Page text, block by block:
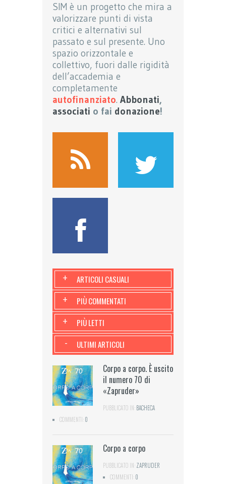
SIM è un progetto che mira a
valorizzare punti di vista
critici e alternativi sul
passato e sul presente. Uno
spazio orizzontale e
collettivo, fuori dalle rigidità
dell’accademia e
completamente
autofinanziato. Abbonati,
associati o fai donazione!
ARTICOLI CASUALI
+
PIÙ COMMENTATI
+
PIÙ LETTI
+
ULTIMI ARTICOLI
-
Corpo a corpo. È uscito
il numero 70 di
«Zapruder»
PUBBLICATO IN:BACHECA
COMMENTI:0
Corpo a corpo
PUBBLICATO IN:ZAPRUDER
COMMENTI:0